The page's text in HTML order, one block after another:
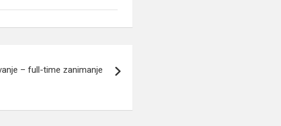
– full-time zanimanje